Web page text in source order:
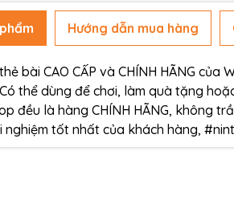
Hướng dẫn mua hàng
bài CAO CẤP và CHÍNH HÃNG
thể dùng để chơi, làm quà tặng
đều là hàng CHÍNH HÃNG, không
nghiệm tốt nhất của khách hàng,